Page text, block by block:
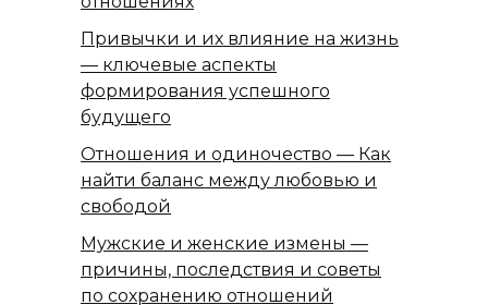
Привычки и их влияние на жизнь
— ключевые аспекты
формирования успешного
будущего
Отношения и одиночество — Как
найти баланс между любовью и
свободой
Мужские и женские измены —
причины, последствия и советы
по сохранению отношений